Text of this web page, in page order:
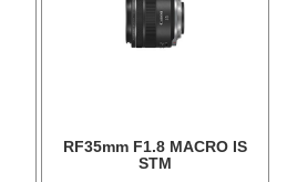
RF35mm F1.8 MACRO IS
STM